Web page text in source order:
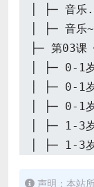
│ ├─ 音
│ ├─ 音乐
├─ 第03课
│ ├─ 0-1
│ ├─ 0-1
│ ├─ 0-1
│ ├─ 1-3
│ ├─ 1-3
│ ├─ 歌曲
声明：本站